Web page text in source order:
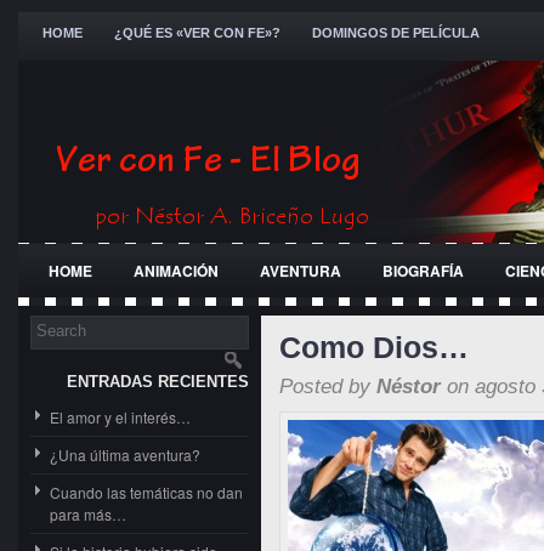
HOME ¿QUÉ ES «VER CON FE»? DOMINGOS DE PELÍCULA
HOME ANIMACIÓN AVENTURA BIOGRAFÍA
FESTIVALES
ENTRADAS RECIENTES
El amor y el interés…
¿Una última aventura?
Cuando las temáticas no dan
para más…
Como Dios…
Posted by Néstoron agosto